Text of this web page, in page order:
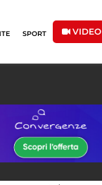
SPORT VIDEO